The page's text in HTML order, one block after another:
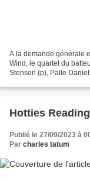
A la demande générale
Wind, le quartet du
Stenson (p), Palle
Hotties
Publié le 27/09/2023 à
Par charles tatum